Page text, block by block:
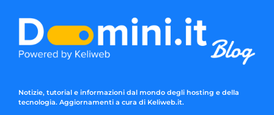
Notizie, tutorial e informazioni dal mondo degli hosting e della
tecnologia. Aggiornamenti a cura di Keliweb.it.